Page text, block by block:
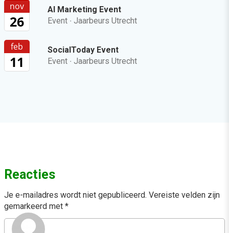
nov
26
AI Marketing Event
Event · Jaarbeurs Utrecht
feb
11
SocialToday Event
Event · Jaarbeurs Utrecht
Reacties
Je e-mailadres wordt niet gepubliceerd. Vereiste velden zijn
gemarkeerd met *